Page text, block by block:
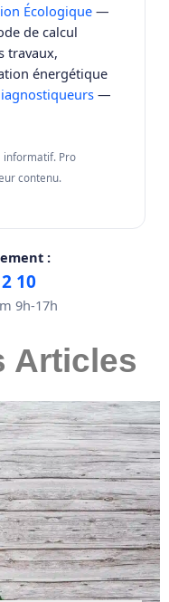
Écologique—
de calcul
énergétique
—
informatif. Pro
contenu.
:
10
9h-17h
Articles